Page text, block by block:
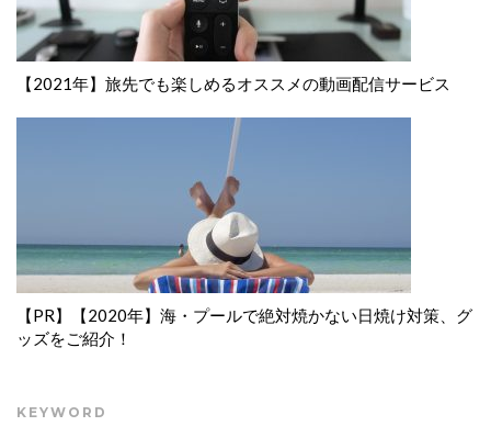
【2021年】旅先でも楽しめるオススメの動画配信サービス
【PR】【2020年】海・プールで絶対焼かない日焼け対策、グ
ッズをご紹介！
KEYWORD